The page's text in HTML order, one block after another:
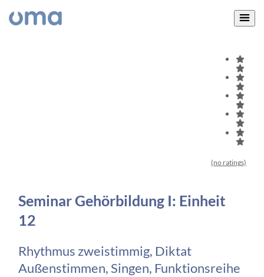
(no ratings)
Seminar Gehörbildung I: Einheit
12
Rhythmus zweistimmig, Diktat
Außenstimmen, Singen, Funktionsreihe